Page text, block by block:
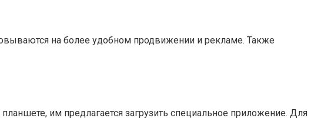
на более удобном продвижении и рекламе. Также
им предлагается загрузить специальное приложение. Для